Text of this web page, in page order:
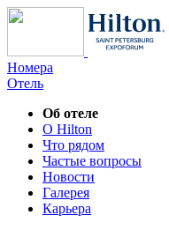
Номера
Отель
Об отеле
О Hilton
Что рядом
Частые вопросы
Новости
Галерея
Карьера